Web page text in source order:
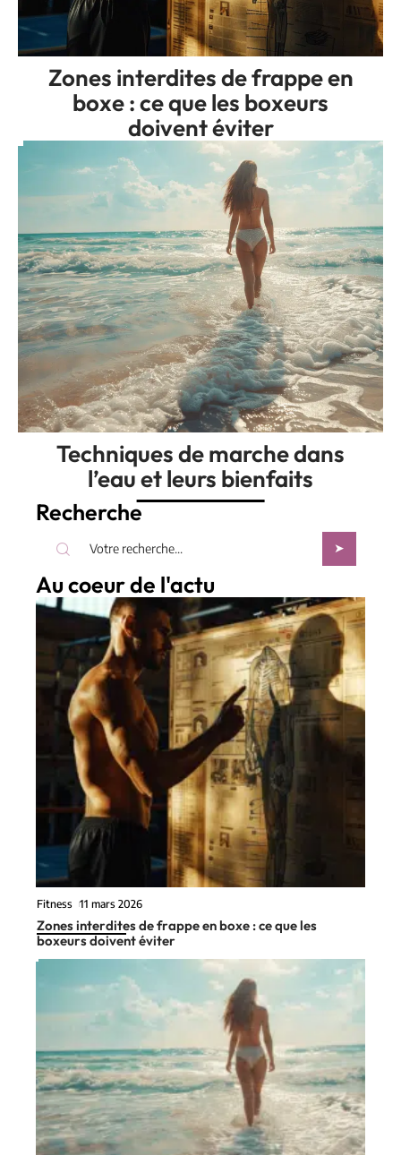
Zones interdites de frappe en
boxe : ce que les boxeurs
doivent éviter
Techniques de marche dans
l’eau et leurs bienfaits
Recherche
Au coeur de l'actu
Fitness 11 mars 2026
Zones interdites de frappe en boxe : ce que les
boxeurs doivent éviter